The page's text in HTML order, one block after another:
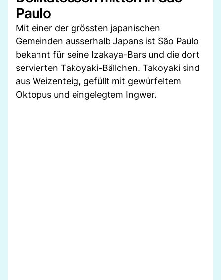
Paulo
Mit einer der grössten japanischen
Gemeinden ausserhalb Japans ist São Paulo
bekannt für seine Izakaya-Bars und die dort
servierten Takoyaki-Bällchen. Takoyaki sind
aus Weizenteig, gefüllt mit gewürfeltem
Oktopus und eingelegtem Ingwer.